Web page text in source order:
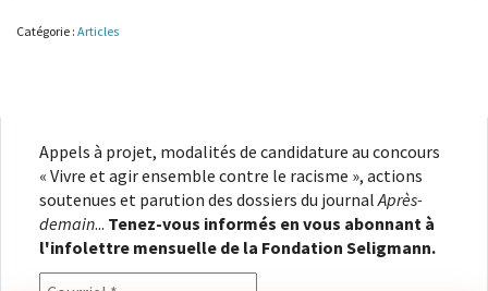
Catégorie : Articles
Appels à projet, modalités de candidature au concours
« Vivre et agir ensemble contre le racisme », actions
soutenues et parution des dossiers du journalAprès-
demain... Tenez-vous informés en vous abonnant à
l'infolettre mensuelle de la Fondation Seligmann.